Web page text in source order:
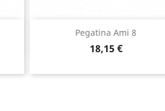
Pegatina Ami 8
Precio
18,15 €
Vista rápida